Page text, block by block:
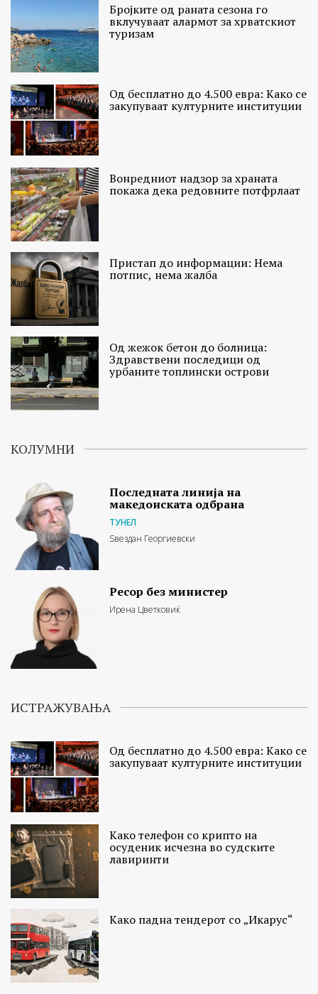
Бројките од раната сезона го
вклучуваат алармот за хрватскиот
туризам
Од бесплатно до 4.500 евра: Како се
закупуваат културните институции
Вонредниот надзор за храната
покажа дека редовните потфрлаат
Пристап до информации: Нема
потпис, нема жалба
Од жежок бетон до болница:
Здравствени последици од
урбаните топлински острови
КОЛУМНИ
Последната линија на
македонската одбрана
ТУНЕЛ
Ѕвездан Георгиевски
Ресор без министер
Ирена Цветковиќ
ИСТРАЖУВАЊА
Од бесплатно до 4.500 евра: Како се
закупуваат културните институции
Како телефон со крипто на
осуденик исчезна во судските
лавиринти
Како падна тендерот со „Икарус“